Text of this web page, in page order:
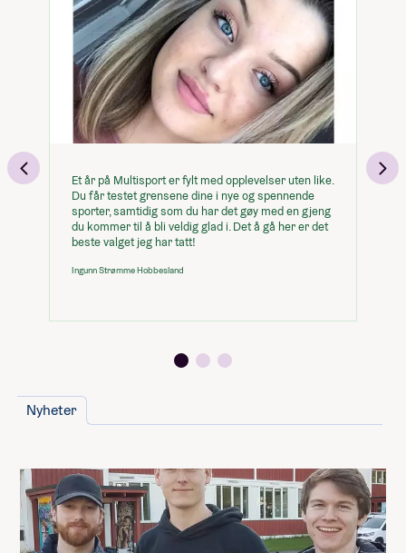
Visual Arts
UT: opplev - forandre - tavare
Utøvende Musikk - halvårskurs høst 2026
Visual Arts - halvårskurs høst 2026
Multisport: Trening, friluftsliv og helse (høst)
UT - halvårskurs høst 2026
Global Solidaritet - halvårskurs høst 2026
Dans - halvårskurs høst 2026
Design & Fashion - halvårskurs høst 2026
Alle valgfag
Hos oss kommer det ingen
overraskende/ekstra kostnader - alt
er inklusive.
Studietur: Randonnée i
Hemsedalsfjella
Studietur: Treningsleir på Lanzarote
Reiseforsikring
Studietur: Alpinreise til Trysil
Studietur: Surfecamp i Hoddevik
Studietur: Besseggen og
Jotunheimen
Minimumspris for linja 162 000,-
Lån og stipend
Stipend fra Lånekassen
-61 952,-
Et år på Multisport er fylt med opplevelser uten like.
Du får testet grensene dine i nye og spennende
sporter, samtidig som du har det gøy med en gjeng
du kommer til å bli veldig glad i. Det å gå her er det
beste valget jeg har tatt!
Ingunn Strømme Hobbesland
Nyheter